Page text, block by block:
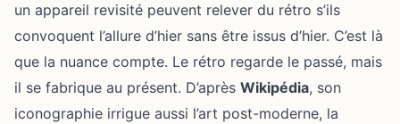
un appareil revisité peuvent relever du rétro s’ils
convoquent l’allure d’hier sans être issus d’hier. C’est là
que la nuance compte. Le rétro regarde le passé, mais
il se fabrique au présent. D’après Wikipédia, son
iconographie irrigue aussi l’art post-moderne, la